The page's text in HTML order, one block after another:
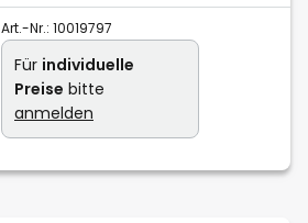
Art.-Nr.: 10019797
Für individuelle
Preise bitte
anmelden